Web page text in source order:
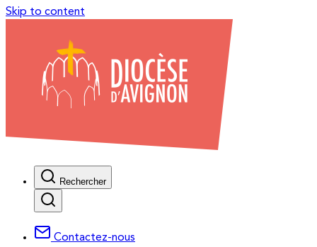
Skip to content
Rechercher
Contactez-nous